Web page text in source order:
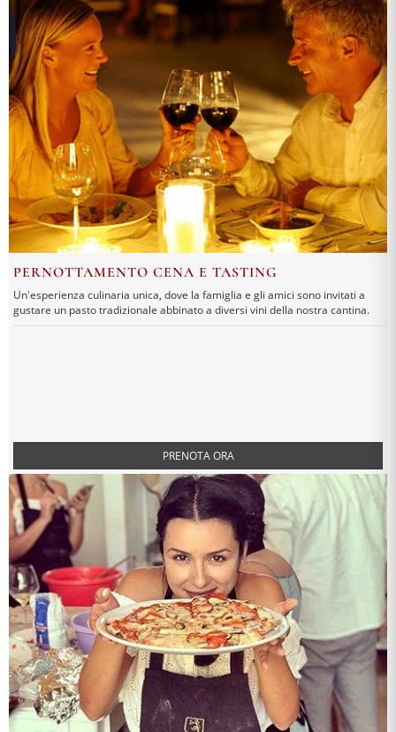
PERNOTTAMENTO CENA E TASTING
Un'esperienza culinaria unica, dove la famiglia e gli amici sono invitati a
gustare un pasto tradizionale abbinato a diversi vini della nostra cantina.
PRENOTA ORA